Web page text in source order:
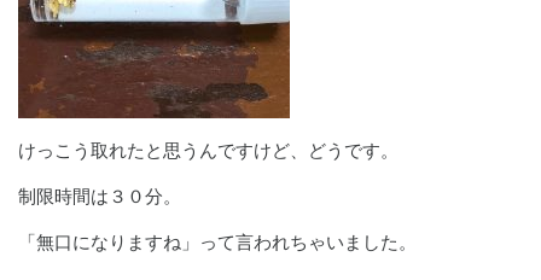
けっこう取れたと思うんですけど、どうです。
制限時間は３０分。
「無口になりますね」って言われちゃいました。